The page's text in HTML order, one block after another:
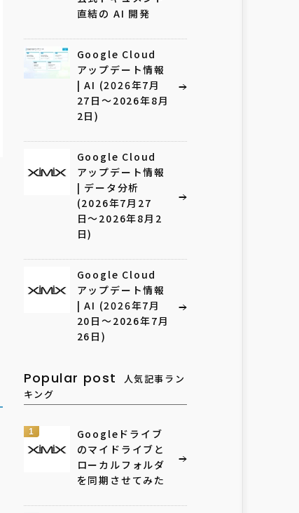
直結の AI 開発
Google Cloud
アップデート情報
| AI (2026年7月
27日〜2026年8月
2日)
Google Cloud
アップデート情報
| データ分析
(2026年7月27
日〜2026年8月2
日)
Google Cloud
アップデート情報
| AI (2026年7月
20日〜2026年7月
26日)
Popular post
人気記事ラン
キング
1
Googleドライブ
のマイドライブと
ローカルフォルダ
を同期させてみた